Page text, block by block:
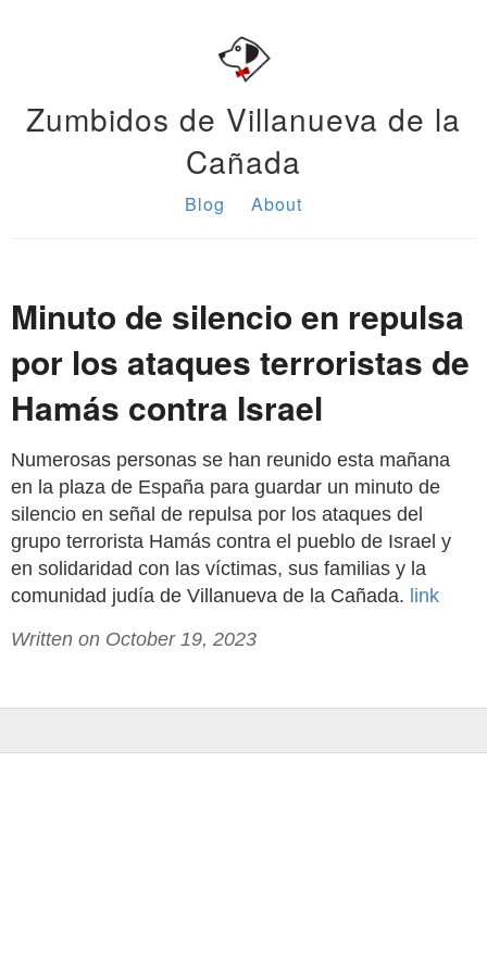
Zumbidos de Villanueva de la
Cañada
Blog About
Minuto de silencio en repulsa
por los ataques terroristas de
Hamás contra Israel
Numerosas personas se han reunido esta mañana
en la plaza de España para guardar un minuto de
silencio en señal de repulsa por los ataques del
grupo terrorista Hamás contra el pueblo de Israel y
en solidaridad con las víctimas, sus familias y la
comunidad judía de Villanueva de la Cañada. link
Written on October 19, 2023